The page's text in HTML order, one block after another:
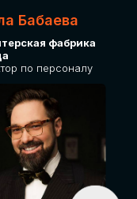
Бабаева
фабрика
по персоналу